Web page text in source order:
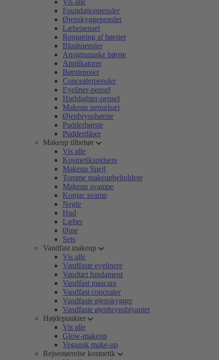
Vis alle
Foundationpensler
Øjenskyggepensler
Læbepensel
Rengøring af børster
Blushpensler
Ansigtsmaske børste
Applikatorer
Børsteposer
Concealerpensler
Eyeliner-pensel
Highlighter-pensel
Makeup penselsæt
Øjenbrynsbørste
Pudderbørste
Pudderdåser
Makeup tilbehør
Vis alle
Kosmetikspidsere
Makeup Spejl
Tomme makeupbeholdere
Makeup svampe
Konjac svamp
Negle
Hud
Læber
Øjne
Sets
Vandfast makeup
Vis alle
Vandfaste eyelinere
Vandtæt fundament
Vandfast mascara
Vandfast concealer
Vandfaste øjenskygger
Vandfaste øjenbrynsblyanter
Højdepunkter
Vis alle
Glow-makeup
Vegansk make-up
Rejsestørrelse kosmetik